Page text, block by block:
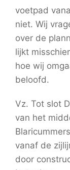
voetpad
niet. Wij
over de
lijkt
hoe wij
beloofd.
Vz. Tot slot
van het
vanaf de
door